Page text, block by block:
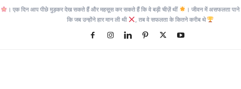
। एक दिन आप पीछे मुड़कर देख सकते हैं और महसूस कर सकते हैं कि वे बड़ी चीज़ें थीं
। जीवन में असफलता पाने
कि जब उन्होंने हार मान ली थी
, तब वे सफलता के कितने करीब थे